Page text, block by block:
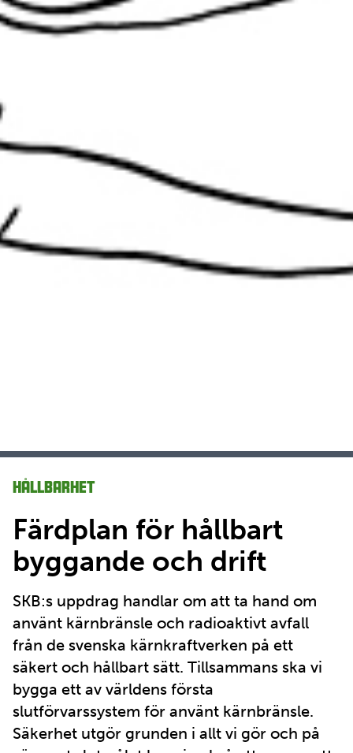
Hållbarhet
Färdplan för hållbart
byggande och drift
SKB:s uppdrag handlar om att ta hand om
använt kärnbränsle och radioaktivt avfall
från de svenska kärnkraftverken på ett
säkert och hållbart sätt. Tillsammans ska vi
bygga ett av världens första
slutförvarssystem för använt kärnbränsle.
Säkerhet utgör grunden i allt vi gör och på